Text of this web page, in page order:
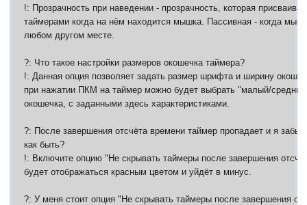
!: Прозрачность при наведении - прозрачность, которая
таймерами когда на нём находится мышка. Пассивная - когда
любом другом месте.
?: Что такое настройки размеров окошечка таймера?
!: Данная опция позволяет задать размер шрифта и ширину
при нажатии ПКМ на таймер можно будет выбрать "малый/
окошечка, с заданными здесь характеристиками.
?: После завершения отсчёта времени таймер пропадает и я
как быть?
!: Включите опцию "Не скрывать таймеры после завершения
будет отображаться красным цветом и уйдёт в минус.
?: У меня стоит опция "Не скрывать таймеры после завершения